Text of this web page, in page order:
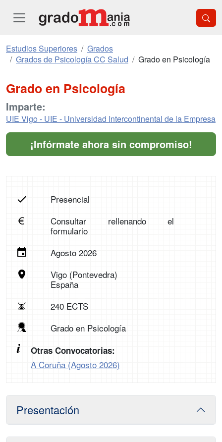
Estudios Superiores
Grados
Grados de Psicología CC Salud
Grado en Psicología
Grado en Psicología
Imparte:
UIE Vigo - UIE - Universidad Intercontinental de la Empresa
¡Infórmate ahora sin compromiso!
Presencial
Consultar rellenando el
formulario
Agosto 2026
Vigo (Pontevedra)
España
240 ECTS
Grado en Psicología
Otras Convocatorias:
A Coruña (Agosto 2026)
Presentación